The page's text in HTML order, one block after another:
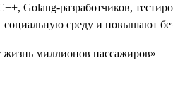
Golang-разработчиков,
среду и повышают